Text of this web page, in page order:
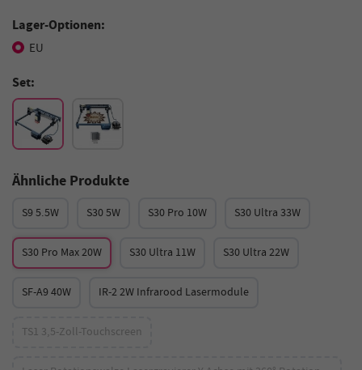
Lager-Optionen:
EU
Set:
Ähnliche Produkte
S9 5.5W S30 5W S30 Pro 10W S30 Ultra 33W
S30 Pro Max 20W S30 Ultra 11W S30 Ultra 22W
SF-A9 40W IR-2 2W Infrarood Lasermodule
TS1 3,5-Zoll-Touchscreen